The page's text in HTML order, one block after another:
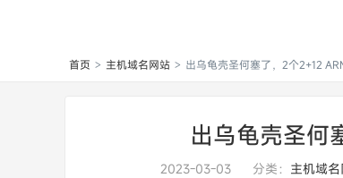
首页 > 主机域名网站 > 出乌龟壳圣何塞了，2个2+12
出乌龟壳圣何
2023-03-03 分类： 主机域